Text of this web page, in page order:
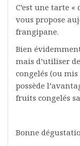
C’est une tarte
vous propose
frangipane.
Bien
mais d’utiliser
congelés (ou
possède
fruits congelés
Bonne